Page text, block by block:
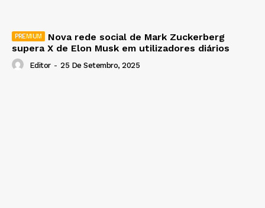
Nova rede social de Mark Zuckerberg
supera X de Elon Musk em utilizadores diários
Editor - 25 De Setembro, 2025